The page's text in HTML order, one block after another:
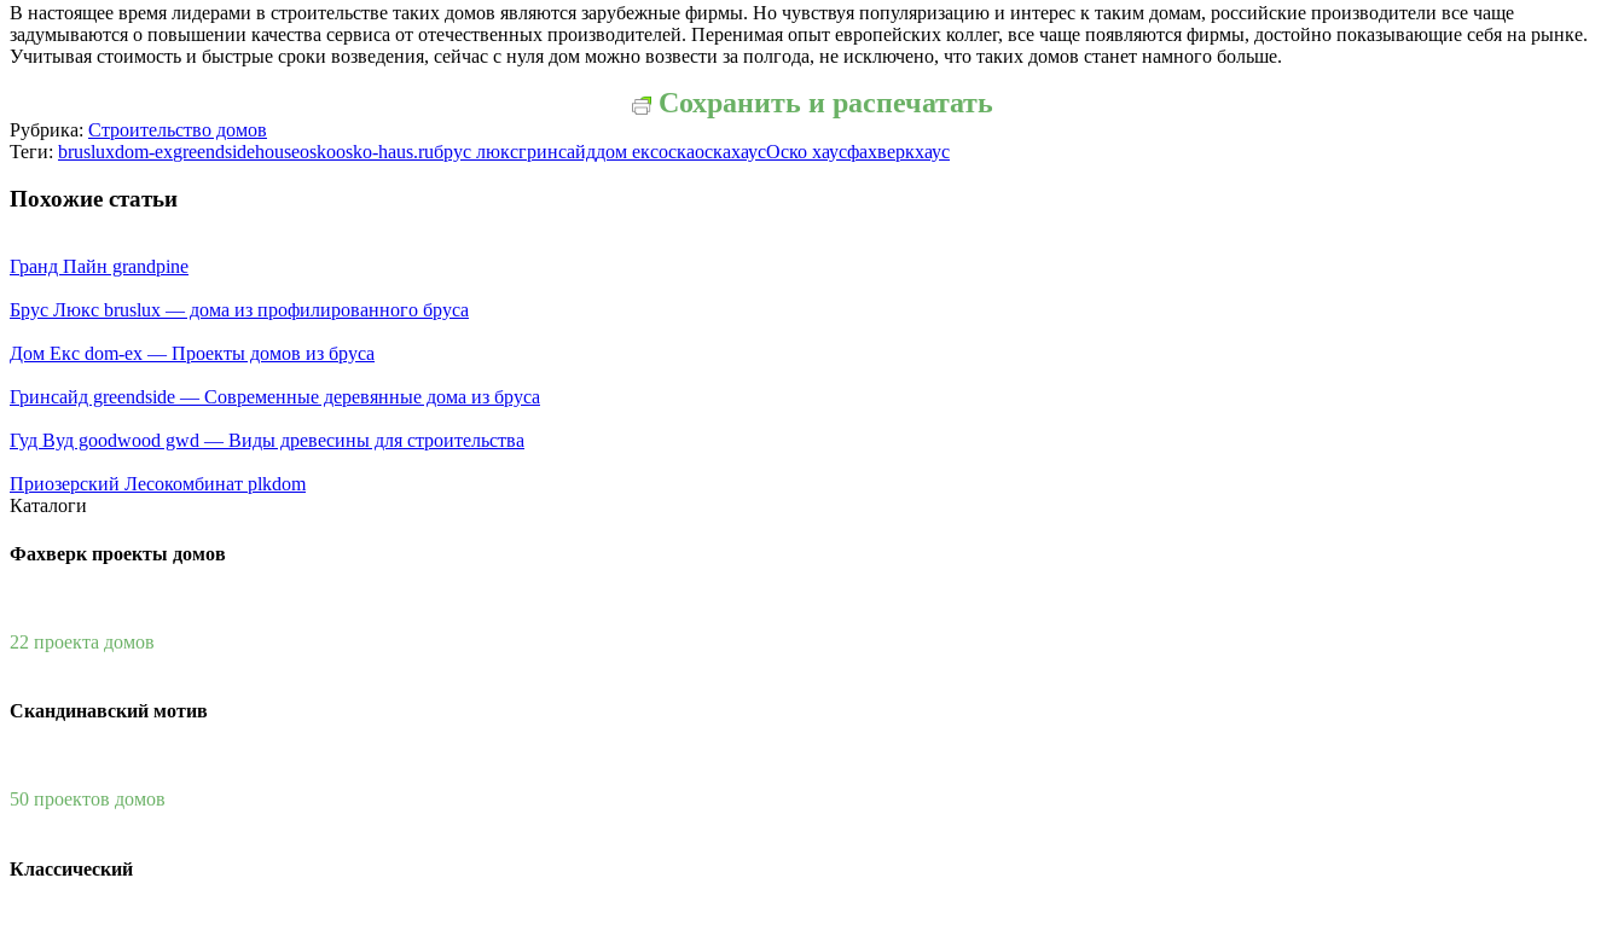
В настоящее время лидерами в строительстве таких домов являются зарубежные фирмы. Но чувствуя популяризацию и интерес к таким домам, российские производители все чаще
задумываются о повышении качества сервиса от отечественных производителей. Перенимая опыт европейских коллег, все чаще появляются фирмы, достойно показывающие себя на рынке.
Учитывая стоимость и быстрые сроки возведения, сейчас с нуля дом можно возвести за полгода, не исключено, что таких домов станет намного больше.
Сохранить и распечатать
Рубрика: Строительство домов
Теги: brusluxdom-exgreendsidehouseoskoosko-haus.ruбрус люксгринсайддом ексоскаоскахаусОско хаусфахверкхаус
Похожие статьи
Гранд Пайн grandpine
Брус Люкс bruslux — дома из профилированного бруса
Дом Екс dom-ex — Проекты домов из бруса
Гринсайд greendside — Современные деревянные дома из бруса
Гуд Вуд goodwood gwd — Виды древесины для строительства
Приозерский Лесокомбинат plkdom
Каталоги
Фахверк проекты домов
22 проекта домов
Скандинавский мотив
50 проектов домов
Классический